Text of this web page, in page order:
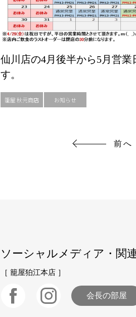
仙川店の4月後半から5月営業
す。
籠屋 秋元商店 お知らせ
前へ
ソーシャルメディア・関
［ 籠屋狛江本店 ］
会長の部屋